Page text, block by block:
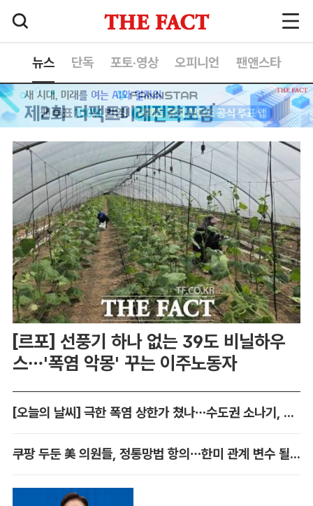
뉴스 단독 포토·영상 오피니언 팬앤스타
[르포] 선풍기 하나 없는 39도 비닐하우
스…'폭염 악몽' 꾸는 이주노동자
[오늘의 날씨] 극한 폭염 상한가 쳤나…수도권 소나기, 동해안에 폭우
쿠팡 두둔 美 의원들, 정통망법 항의…한미 관계 변수 될까